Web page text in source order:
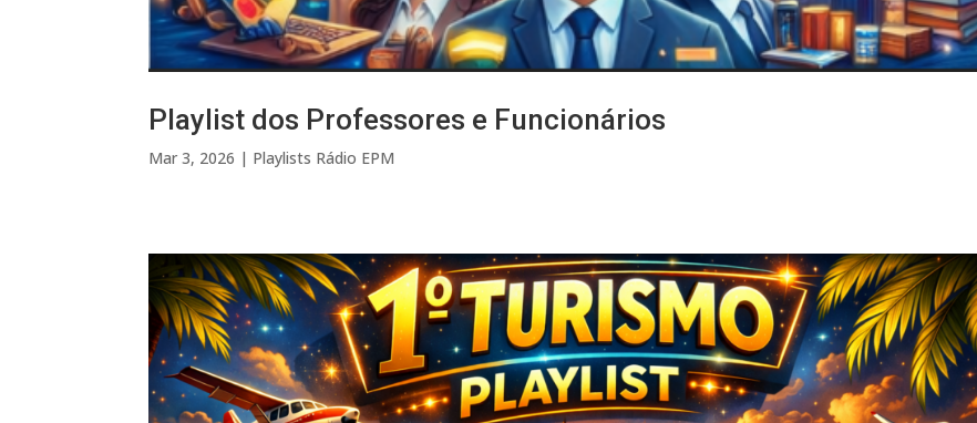
Playlist dos Professores e Funcionários
Mar 3, 2026 | Playlists Rádio EPM